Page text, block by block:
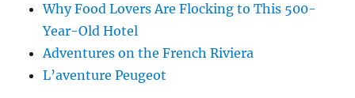
Why Food Lovers Are Flocking to This 500-
Year-Old Hotel
Adventures on the French Riviera
L’aventure Peugeot